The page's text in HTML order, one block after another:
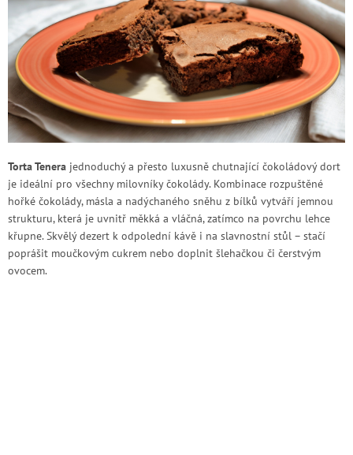
Torta Tenera jednoduchý a přesto luxusně chutnající čokoládový dort
je ideální pro všechny milovníky čokolády. Kombinace rozpuštěné
hořké čokolády, másla a nadýchaného sněhu z bílků vytváří jemnou
strukturu, která je uvnitř měkká a vláčná, zatímco na povrchu lehce
křupne. Skvělý dezert k odpolední kávě i na slavnostní stůl – stačí
poprášit moučkovým cukrem nebo doplnit šlehačkou či čerstvým
ovocem.